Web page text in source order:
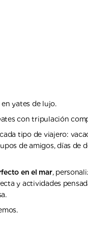
yates de lujo.
con tripulación
tipo de viajero:
de amigos, días de
en el mar,
y actividades